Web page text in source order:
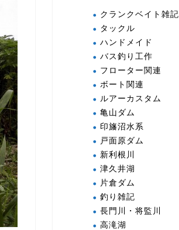
クランクベイト雑記
タックル
ハンドメイド
バス釣り工作
フローター関連
ボート関連
ルアーカスタム
亀山ダム
印旛沼水系
戸面原ダム
新利根川
津久井湖
片倉ダム
釣り雑記
長門川・将監川
高滝湖